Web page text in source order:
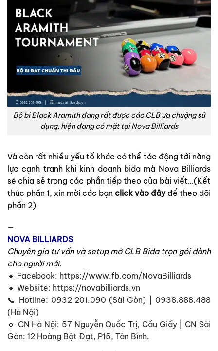
Bộ bi Black Aramith đang rất được các CLB ưa chuộng sử
dụng, hiện đang có mặt tại Nova Billiards
Và còn rất nhiều yếu tố khác có thể tác động tới năng
lực cạnh tranh khi kinh doanh bida mà Nova Billiards
sẽ chia sẻ trong các phần tiếp theo của bài viết…(Kết
thúc phần 1, xin mời các bạn click vào đâyđể theo dõi
phần 2)
—
NOVA BILLIARDS
Chuyên gia tư vấn và setup mở CLB Bidatrọn gói dành
cho người mới.
🔹 Facebook: https://www.fb.com/NovaBilliards
🔹 Website: https://novabilliards.vn
📞 Hotline: 0932.201.090 (Sài Gòn) | 0938.888.488
(Hà Nội)
🔹 CN Hà Nội: 57 Nguyễn Quốc Trị, Cầu Giấy | CN Sài
Gòn: 12 Hoàng Bật Đạt, P15, Tân Bình.